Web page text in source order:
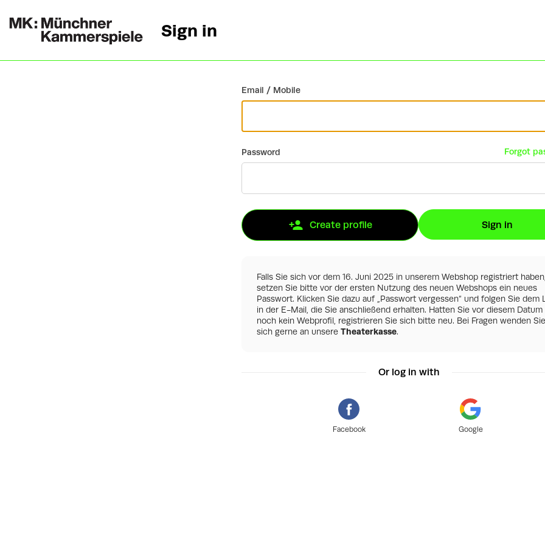
Go back
Sign in
Email / Mobile
Password Forgot
Create profile Sign in
Falls Sie sich vor dem 16. Juni 2025 in unserem Webshop registriert haben,
setzen Sie bitte vor der ersten Nutzung des neuen Webshops ein neues
Passwort. Klicken Sie dazu auf „Passwort vergessen“ und folgen Sie dem
in der E-Mail, die Sie anschließend erhalten. Hatten Sie vor diesem Datum
noch kein Webprofil, registrieren Sie sich bitte neu. Bei Fragen wenden Sie
sich gerne an unsere Theaterkasse.
Or log in with
Facebook Google